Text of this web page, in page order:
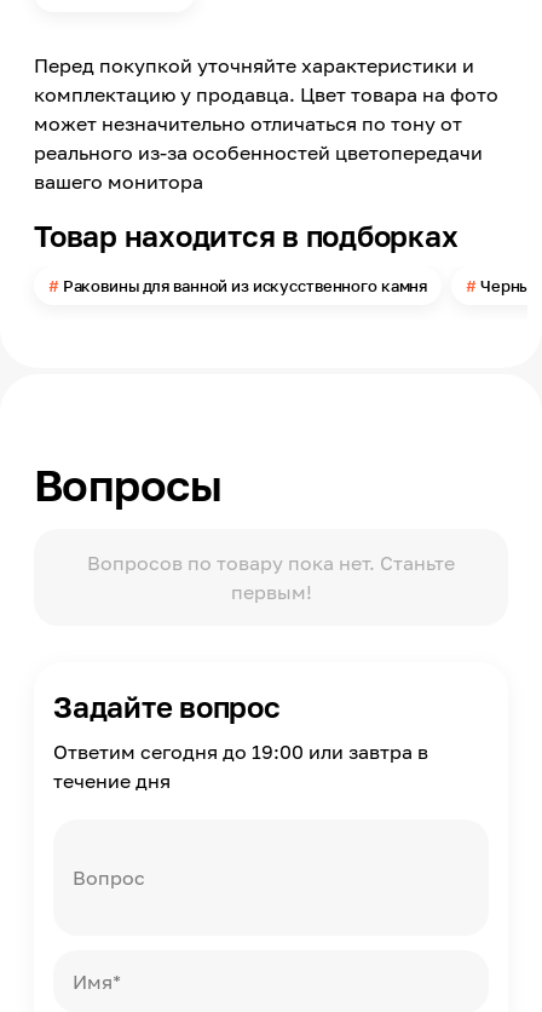
Цвет заявленный производителем
Черный металл
Поверхность
Глянцевая
Материал
Форма
Глубина
445
Диаметр слива
Перелив
Есть
Страна производства
Перед покупкой уточняйте характеристики и
комплектацию у продавца. Цвет товара на фото
может незначительно отличаться по тону от
реального из-за особенностей цветопередачи
вашего монитора
Товар находится в подборках
Раковины для ванной из искусственного камня Черные
Вопросы
Вопросов по товару пока нет. Станьте
первым!
Задайте вопрос
Ответим сегодня до 19:00 или завтра в
течение дня
Вопрос
Имя*